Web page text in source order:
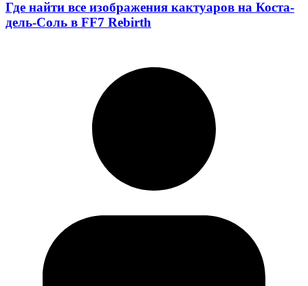
Где найти все изображения кактуаров на Коста-
дель-Соль в FF7 Rebirth